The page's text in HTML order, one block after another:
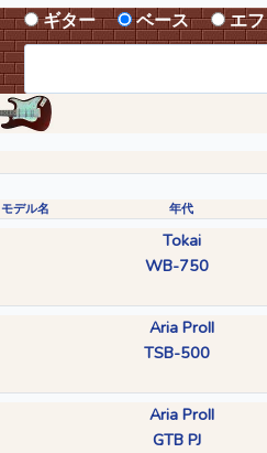
ギター ベース エ
モデル名 年代
Tokai
WB-750
Aria ProII
TSB-500
Aria ProII
GTB PJ